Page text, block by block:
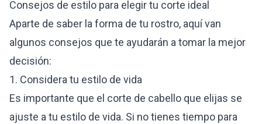
Consejos de estilo para elegir tu corte ideal
Aparte de saber la forma de tu rostro, aquí van
algunos consejos que te ayudarán a tomar la mejor
decisión:
1. Considera tu estilo de vida
Es importante que el corte de cabello que elijas se
ajuste a tu estilo de vida. Si no tienes tiempo para